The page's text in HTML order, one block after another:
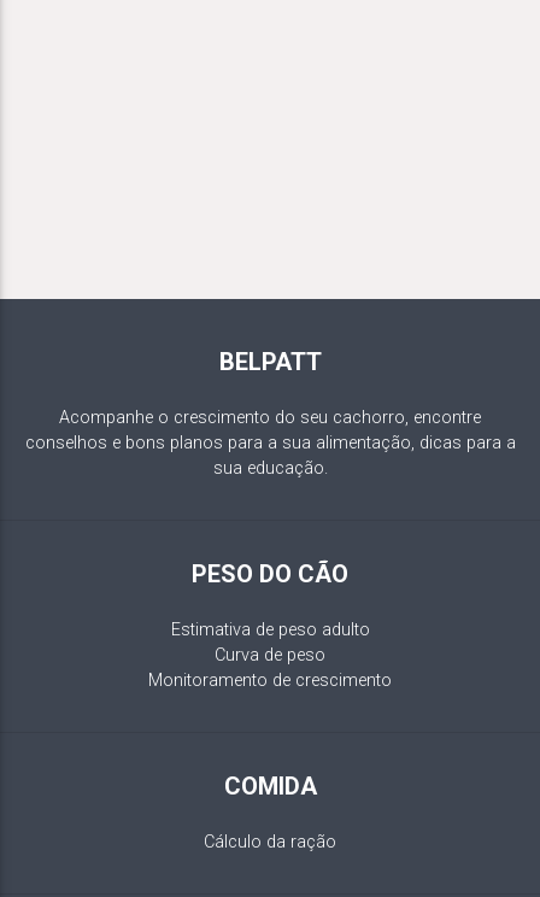
BELPATT
Acompanhe o crescimento do seu cachorro, encontre
conselhos e bons planos para a sua alimentação, dicas para a
sua educação.
PESO DO CÃO
Estimativa de peso adulto
Curva de peso
Monitoramento de crescimento
COMIDA
Cálculo da ração